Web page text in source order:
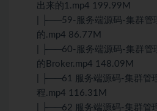
出来的1.mp4 199.99M
| ├──59-服务端源码-集群管
的.mp4 86.77M
| ├──60-服务端源码-集群管
的Broker.mp4 148.09M
| ├──61 服务端源码-集群管
程.mp4 116.31M
| ├──62 服务端源码-集群管